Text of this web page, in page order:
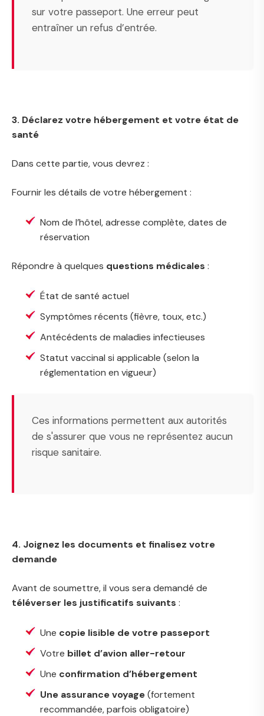
sur votre passeport. Une erreur peut
entraîner un refus d’entrée.
3. Déclarez votre hébergement et votre état de
santé
Dans cette partie, vous devrez :
Fournir les détails de votre hébergement :
Nom de l’hôtel, adresse complète, dates de
réservation
Répondre à quelques questions médicales :
État de santé actuel
Symptômes récents (fièvre, toux, etc.)
Antécédents de maladies infectieuses
Statut vaccinal si applicable (selon la
réglementation en vigueur)
Ces informations permettent aux autorités
de s'assurer que vous ne représentez aucun
risque sanitaire.
4. Joignez les documents et finalisez votre
demande
Avant de soumettre, il vous sera demandé de
téléverser les justificatifs suivants :
Une copie lisible de votre passeport
Votre billet d’avion aller-retour
Une confirmation d’hébergement
Une assurance voyage(fortement
recommandée, parfois obligatoire)